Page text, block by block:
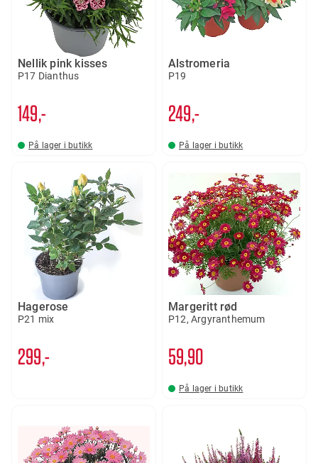
Nellik pink kisses
P17 Dianthus
149,-
På lager i butikk
Alstromeria
P19
249,-
På lager i butikk
Hagerose
P21 mix
299,-
Margeritt rød
P12, Argyranthemum
59 90
På lager i butikk